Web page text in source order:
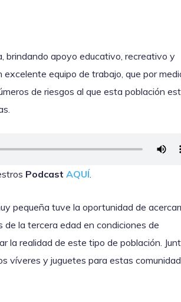
brindando apoyo educativo, recreativo y
equipo de trabajo, que por
de riesgos al que esta población
Podcast AQUÍ
pequeña tuve la oportunidad de
la tercera edad en condiciones de
la realidad de este tipo de población.
víveres y juguetes para estas